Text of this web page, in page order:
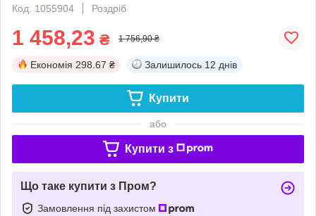
Код: 1055904
Роздріб
1 458,23 ₴ 1 756,90 ₴
Економія 298.67 ₴ Залишилось 12 днів
Купити
або
Купити з
Що таке купити з Пром?
Замовлення під захистом